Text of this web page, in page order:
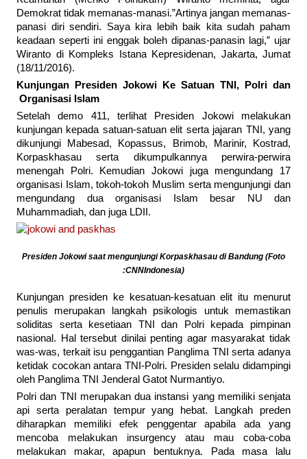
Demokrat tidak memanas-manasi.”Artinya jangan memanas-
panasi diri sendiri. Saya kira lebih baik kita sudah paham
keadaan seperti ini enggak boleh dipanas-panasin lagi‎,” ujar
Wiranto di Kompleks Istana Kepresidenan, Jakarta, Jumat
(18/11/2016).
Kunjungan Presiden Jokowi Ke Satuan TNI, Polri dan
Organisasi Islam
Setelah demo 411, terlihat Presiden Jokowi melakukan
kunjungan kepada satuan-satuan elit serta jajaran TNI, yang
dikunjungi Mabesad, Kopassus, Brimob, Marinir, Kostrad,
Korpaskhasau serta dikumpulkannya perwira-perwira
menengah Polri. Kemudian Jokowi juga mengundang 17
organisasi Islam, tokoh-tokoh Muslim serta mengunjungi dan
mengundang dua organisasi Islam besar NU dan
Muhammadiah, dan juga LDII.
Presiden Jokowi saat mengunjungi Korpaskhasau di Bandung (Foto
:CNNIndonesia)
Kunjungan presiden ke kesatuan-kesatuan elit itu menurut
penulis merupakan langkah psikologis untuk memastikan
soliditas serta kesetiaan TNI dan Polri kepada pimpinan
nasional. Hal tersebut dinilai penting agar masyarakat tidak
was-was, terkait isu penggantian Panglima TNI serta adanya
ketidak cocokan antara TNI-Polri. Presiden selalu didampingi
oleh Panglima TNI Jenderal Gatot Nurmantiyo.
Polri dan TNI merupakan dua instansi yang memiliki senjata
api serta peralatan tempur yang hebat. Langkah preden
diharapkan memiliki efek penggentar apabila ada yang
mencoba melakukan insurgency atau mau coba-coba
melakukan makar, apapun bentuknya. Pada masa lalu